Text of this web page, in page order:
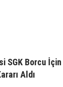
SGK Borcu
Aldı